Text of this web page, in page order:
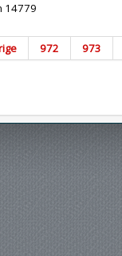
14779
972 973